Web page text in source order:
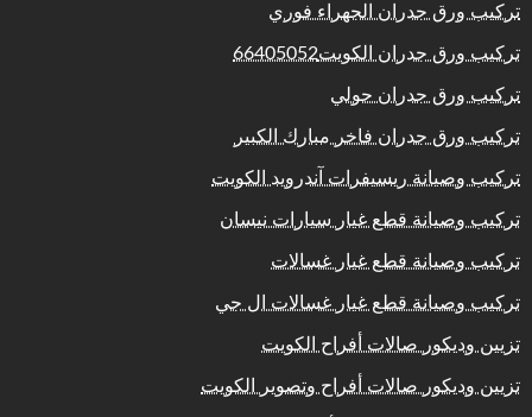
تركيب ورق جدران الجهراء فوري
تركيب ورق جدران الكويت66405052
تركيب ورق جدران حولي
تركيب ورق جدران فاخر مبارك الكبير
تركيب وصيانة ريسيفرات آندرويد الكويت
تركيب وصيانة قطع غيار سيارات نيسان
تركيب وصيانة قطع غيار غسالات
تركيب وصيانة قطع غيار غسالات ال جي
تزيين وديكور صالات أفراح الكويت
تزيين وديكور صالات أفراح وتصوير الكويت